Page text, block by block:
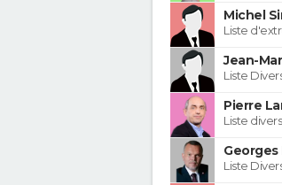
Michel
Liste
Jean-
Liste
Pierre
Liste
Georges
Liste